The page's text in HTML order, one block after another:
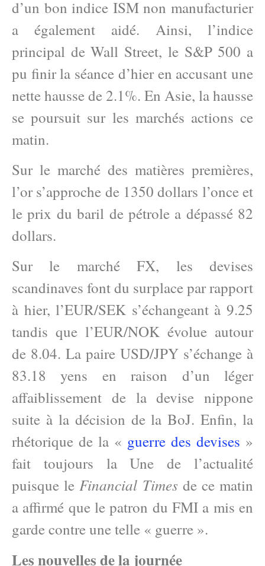
d’un bon indice ISM non manufacturier
a également aidé. Ainsi, l’indice
principal de Wall Street, le S&P 500 a
pu finir la séance d’hier en accusant une
nette hausse de 2.1%. En Asie, la hausse
se poursuit sur les marchés actions ce
matin.
Sur le marché des matières premières,
l’or s’approche de 1350 dollars l’once et
le prix du baril de pétrole a dépassé 82
dollars.
Sur le marché FX, les devises
scandinaves font du surplace par rapport
à hier, l’EUR/SEK s’échangeant à 9.25
tandis que l’EUR/NOK évolue autour
de 8.04. La paire USD/JPY s’échange à
83.18 yens en raison d’un léger
affaiblissement de la devise nippone
suite à la décision de la BoJ. Enfin, la
rhétorique de la « guerre des devises »
fait toujours la Une de l’actualité
puisque leFinancial Times de ce matin
a affirmé que le patron du FMI a mis en
garde contre une telle « guerre ».
Les nouvelles de la journée